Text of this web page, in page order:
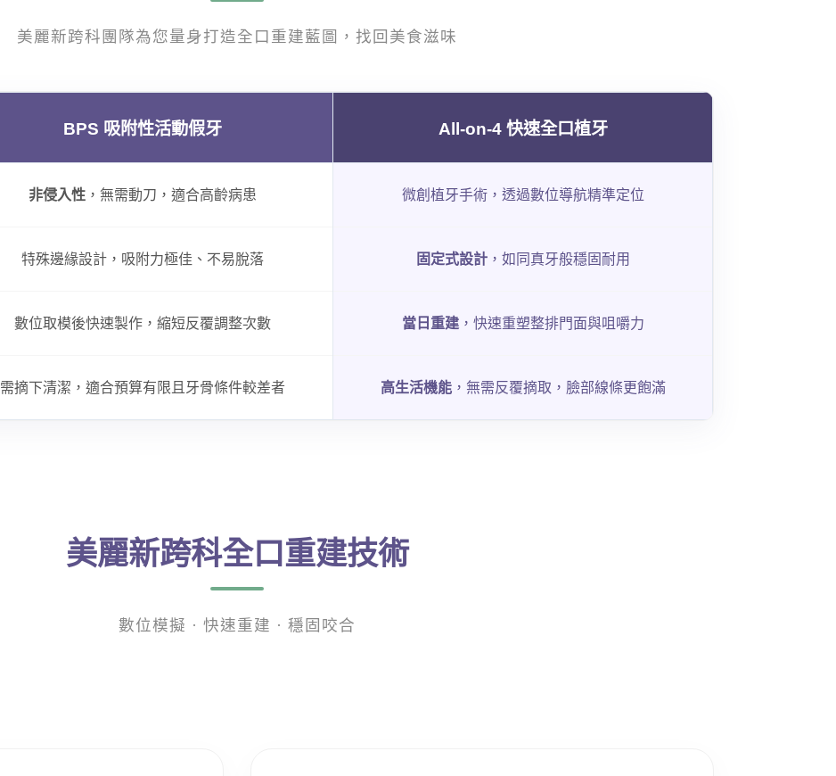
美麗新跨科團隊為您量身打造全口重建藍圖，找回美食滋味
BPS 吸附性活動假牙 All-on-4 快速全口植牙
非侵入性 ，無需動刀，適合高齡病患 微創植牙手術，透過數位導航精準定位
特殊邊緣設計，吸附力極佳、不易脫落 固定式設計，如同真牙般穩固耐用
數位取模後快速製作，縮短反覆調整次數 當日重建，快速重塑整排門面與咀嚼力
需摘下清潔，適合預算有限且牙骨條件較差者 高生活機能，無需反覆摘取，臉部線條更飽滿
美麗新跨科全口重建技術
數位模擬 · 快速重建 · 穩固咬合